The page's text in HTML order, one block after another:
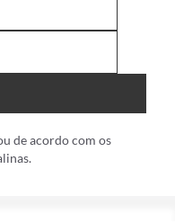
de acordo com os